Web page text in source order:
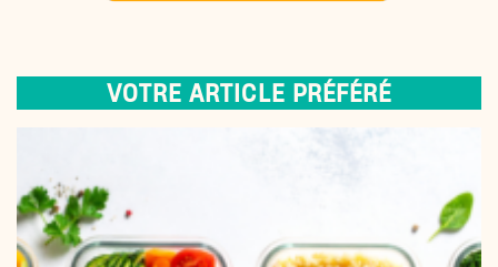
VOTRE ARTICLE PRÉFÉRÉ